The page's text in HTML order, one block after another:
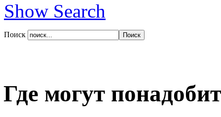
Show Search
Поиск
Где могут